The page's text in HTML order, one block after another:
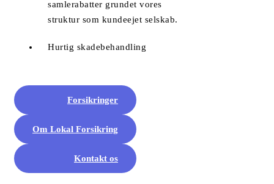
samlerabatter grundet vores
struktur som kundeejet selskab.
Hurtig skadebehandling
Forsikringer
Om Lokal Forsikring
Kontakt os